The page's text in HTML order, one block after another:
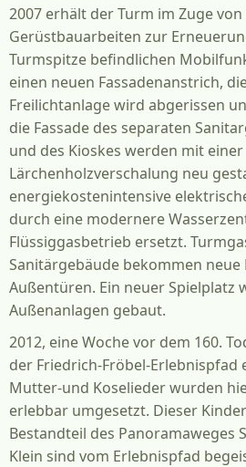
2007 erhält der Turm im Zuge
Gerüstbauarbeiten zur
Turmspitze befindlichen
einen neuen Fassadenanstrich,
Freilichtanlage wird abgerissen
die Fassade des separaten
und des Kioskes werden mit einer
Lärchenholzverschalung neu
energiekostenintensive
durch eine modernere
Flüssiggasbetrieb ersetzt.
Sanitärgebäude bekommen neue
Außentüren. Ein neuer Spielplatz
Außenanlagen gebaut.
2012, eine Woche vor dem 160.
der Friedrich-Fröbel-Erlebnispfad
Mutter-und Koselieder wurden
erlebbar umgesetzt. Dieser
Bestandteil des Panoramaweges
Klein sind vom Erlebnispfad